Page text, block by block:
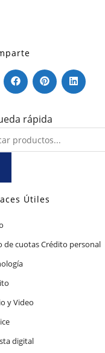
rápida
Útiles
Se
una
nueva
pestaña
de cuotas Crédito personalSe
Se
una
pestaña
Se
en
una
nueva
y VideoSe
una
Se
en
digitalSe